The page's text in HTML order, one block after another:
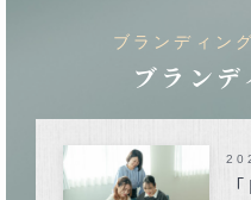
ブランディン
ブラン